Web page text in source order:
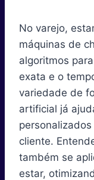
No varejo,
máquinas de
algoritmos
exata e o
variedade de
artificial já
cliente.
também se
estar,